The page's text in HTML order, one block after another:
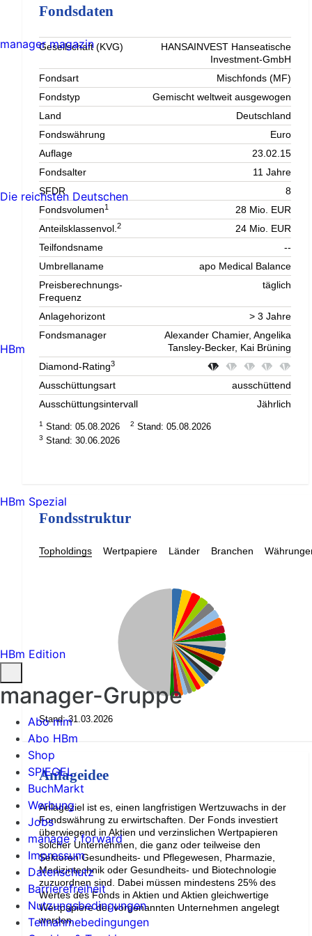
Fondsdaten
Gesellschaft (KVG)
HANSAINVEST Hanseatische
Investment-GmbH
Fondsart
Mischfonds (MF)
Fondstyp
Gemischt weltweit ausgewogen
Land
Deutschland
Fondswährung
Euro
Auflage
23.02.15
Fondsalter
11 Jahre
SFDR
8
Fondsvolumen1
28 Mio. EUR
Anteilsklassenvol.2
24 Mio. EUR
Teilfondsname
--
Umbrellaname
apo Medical Balance
Preisberechnungs-
Frequenz
täglich
Anlagehorizont
> 3 Jahre
Fondsmanager
Alexander Chamier, Angelika
Tansley-Becker, Kai Brüning
Diamond-Rating3
Ausschüttungsart
ausschüttend
Ausschüttungsintervall
Jährlich
1 Stand: 05.08.2026 2 Stand: 05.08.2026
3 Stand: 30.06.2026
Fondsstruktur
Topholdings Wertpapiere Länder Branchen
Stand: 31.03.2026
Anlageidee
Anlageziel ist es, einen langfristigen Wertzuwachs in der
Fondswährung zu erwirtschaften. Der Fonds investiert
überwiegend in Aktien und verzinslichen Wertpapieren
solcher Unternehmen, die ganz oder teilweise den
Sektoren Gesundheits- und Pflegewesen, Pharmazie,
Medizintechnik oder Gesundheits- und Biotechnologie
zuzuordnen sind. Dabei müssen mindestens 25% des
Wertes des Fonds in Aktien und Aktien gleichwertige
Wertpapiere der vorgenannten Unternehmen angelegt
werden.
manager magazin
Die reichsten Deutschen
HBm
HBm Spezial
HBm Edition
manager-Gruppe
Abo mm
Abo HBm
Shop
SPIEGEL
BuchMarkt
Werbung
Jobs
manage › forward
Impressum
Datenschutz
Barrierefreiheit
Nutzungsbedingungen
Teilnahmebedingungen